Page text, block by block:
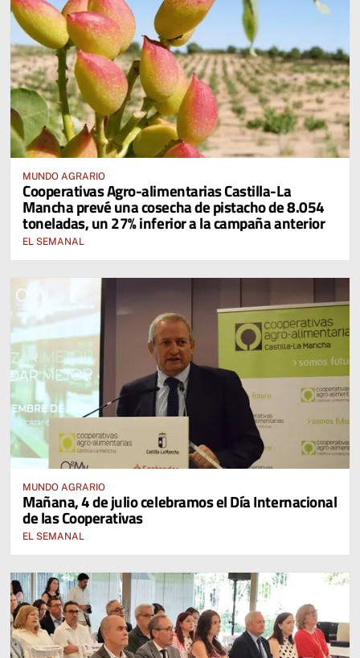
MUNDO AGRARIO
Cooperativas Agro-alimentarias Castilla-La
Mancha prevé una cosecha de pistacho de 8.054
toneladas, un 27% inferior a la campaña anterior
EL SEMANAL
MUNDO AGRARIO
Mañana, 4 de julio celebramos el Día Internacional
de las Cooperativas
EL SEMANAL